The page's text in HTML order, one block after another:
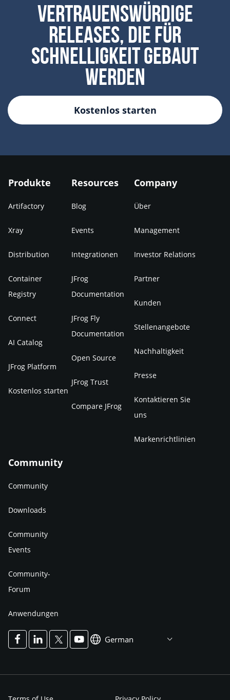
Vertrauenswürdige
Releases, die für
Schnelligkeit gebaut
werden
Kostenlos starten
Produkte
Artifactory
Xray
Distribution
Container
Registry
Connect
AI Catalog
JFrog Platform
Kostenlos starten
Resources
Blog
Events
Integrationen
JFrog
Documentation
JFrog Fly
Documentation
Open Source
JFrog Trust
Compare JFrog
Company
Über
Management
Investor Relations
Partner
Kunden
Stellenangebote
Nachhaltigkeit
Presse
Kontaktieren Sie
uns
Markenrichtlinien
Community
Community
Downloads
Community
Events
Community-
Forum
Anwendungen
German